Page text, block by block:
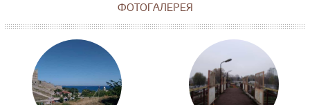
ФОТОГАЛЕРЕЯ